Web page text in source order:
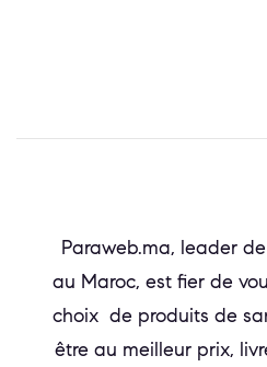
Paraweb.ma, leader
au Maroc, est fier de
choix de produits de
être au meilleur prix,